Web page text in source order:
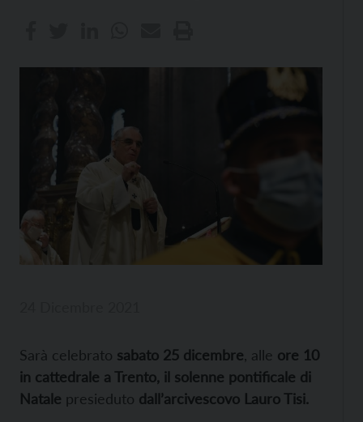
Sarà celebrato sabato 25 dicembre , alle ore 10
in cattedrale a Trento, il solenne pontificale di
Natale presieduto dall’arcivescovo Lauro Tisi.